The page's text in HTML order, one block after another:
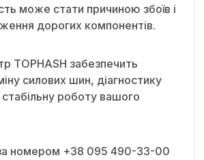
може стати причиною збоїв і
дорогих компонентів.
TOPHASH забезпечить
силових шин, діагностику
роботу вашого
номером +38 095 490-33-00